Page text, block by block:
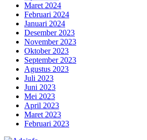
Maret 2024
Februari 2024
Januari 2024
Desember 2023
November 2023
Oktober 2023
September 2023
Agustus 2023
Juli 2023
Juni 2023
Mei 2023
April 2023
Maret 2023
Februari 2023